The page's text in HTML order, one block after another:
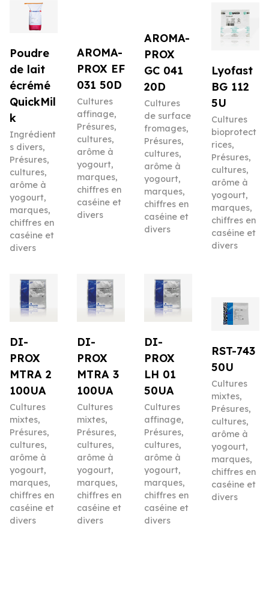
Poudre
de lait
écrémé
QuickMil
k
Ingrédient
s divers,
Présures,
cultures,
arôme à
yogourt,
marques,
chiffres en
caséine et
divers
AROMA-
PROX EF
031 50D
Cultures
affinage,
Présures,
cultures,
arôme à
yogourt,
marques,
chiffres en
caséine et
divers
AROMA-
PROX
GC 041
20D
Cultures
de surface
fromages,
Présures,
cultures,
arôme à
yogourt,
marques,
chiffres en
caséine et
divers
Lyofast
BG 112
5U
Cultures
bioprotect
rices,
Présures,
cultures,
arôme à
yogourt,
marques,
chiffres en
caséine et
divers
DI-
PROX
MTRA 2
100UA
Cultures
mixtes,
Présures,
cultures,
arôme à
yogourt,
marques,
chiffres en
caséine et
divers
DI-
PROX
MTRA 3
100UA
Cultures
mixtes,
Présures,
cultures,
arôme à
yogourt,
marques,
chiffres en
caséine et
divers
DI-
PROX
LH 01
50UA
Cultures
affinage,
Présures,
cultures,
arôme à
yogourt,
marques,
chiffres en
caséine et
divers
RST-743
50U
Cultures
mixtes,
Présures,
cultures,
arôme à
yogourt,
marques,
chiffres en
caséine et
divers